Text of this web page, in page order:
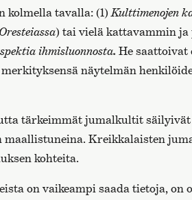
kolmella tavalla: (1)Kulttimenojen
Oresteiassa) tai vielä kattavammin ja
ihmisluonnosta. He saattoivat
näytelmän
tärkeimmät jumalkultit
Kreikkalaisten
kohteita.
on vaikeampi saada tietoja, on